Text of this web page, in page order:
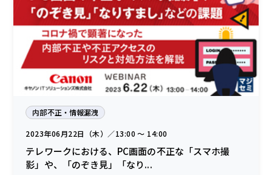
内部不正・情報漏洩
2023年06月22日（木）／13:00 〜 14:00
テレワークにおける、PC画面の不正な「スマホ撮
影」や、「のぞき見」「なり...